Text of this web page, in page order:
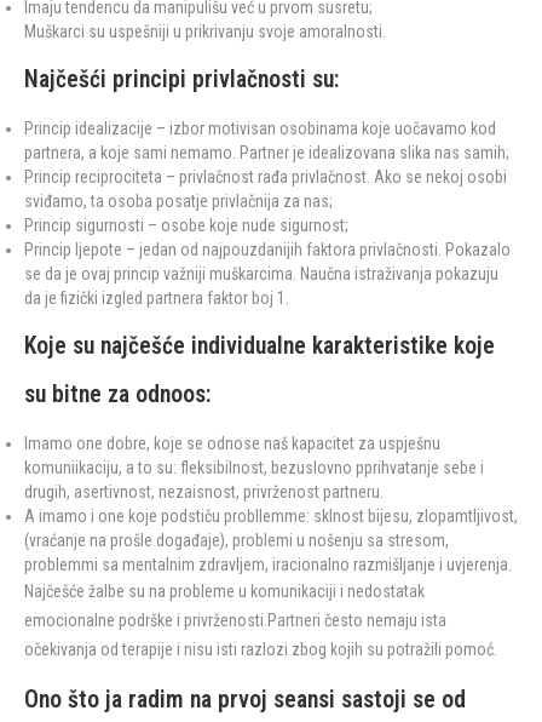
Imaju tendencu da manipulišu već u prvom susretu;
Muškarci su uspešniji u prikrivanju svoje amoralnosti.
Najčešći principi privlačnosti su:
Princip idealizacije – izbor motivisan osobinama koje uočavamo kod
partnera, a koje sami nemamo. Partner je idealizovana slika nas samih;
Princip reciprociteta – privlačnost rađa privlačnost. Ako se nekoj osobi
sviđamo, ta osoba posatje privlačnija za nas;
Princip sigurnosti – osobe koje nude sigurnost;
Princip ljepote – jedan od najpouzdanijih faktora privlačnosti. Pokazalo
se da je ovaj princip važniji muškarcima. Naučna istraživanja pokazuju
da je fizički izgled partnera faktor boj 1.
Koje su najčešće individualne karakteristike koje
su bitne za odnoos:
Imamo one dobre, koje se odnose naš kapacitet za uspješnu
komuniikaciju, a to su: fleksibilnost, bezuslovno pprihvatanje sebe i
drugih, asertivnost, nezaisnost, privrženost partneru.
A imamo i one koje podstiču probllemme: sklnost bijesu, zlopamtljivost,
(vraćanje na prošle događaje), problemi u nošenju sa stresom,
problemmi sa mentalnim zdravljem, iracionalno razmišljanje i uvjerenja.
Najčešće žalbe su na probleme u komunikaciji i nedostatak
emocionalne podrške i privrženosti.Partneri često nemaju ista
očekivanja od terapije i nisu isti razlozi zbog kojih su potražili pomoć.
Ono što ja radim na prvoj seansi sastoji se od